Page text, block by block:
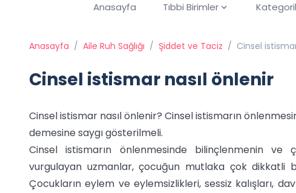
Anasayfa Tıbbi Birimler
Anasayfa / Aile Ruh Sağlığı / Şiddet ve Taciz / Cinsel
Cinsel istismar nasıl önlenir
Cinsel istismar nasıl önlenir? Cinsel istismarın
demesine saygı gösterilmeli.
Cinsel istismarın önlenmesinde bilinçlenmenin ve
vurgulayan uzmanlar, çocuğun mutlaka çok dikkatli
Çocukların eylem ve eylemsizlikleri, sessiz kalışları,